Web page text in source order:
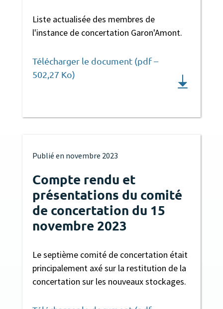
Liste actualisée des membres de
l'instance de concertation Garon'Amont.
Télécharger le document (pdf –
502,27 Ko)
Publié en novembre 2023
Compte rendu et
présentations du comité
de concertation du 15
novembre 2023
Le septième comité de concertation était
principalement axé sur la restitution de la
concertation sur les nouveaux stockages.